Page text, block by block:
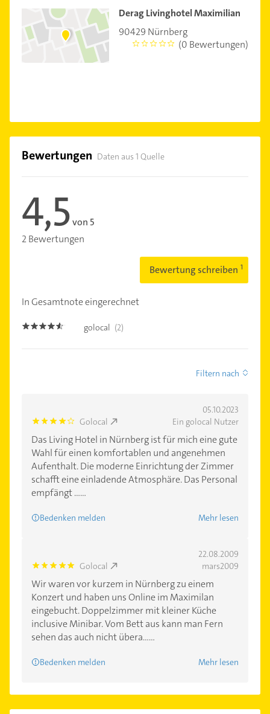
Derag Livinghotel Maximilian
90429 Nürnberg
0 (0 Bewertungen)
Bewertungen Daten aus 1 Quelle
4,5von 5
2 Bewertungen
Bewertung schreiben
In Gesamtnote eingerechnet
4.5 golocal (2)
Filtern nach
05.10.2023
4.0 Golocal Ein golocal Nutzer
Das Living Hotel in Nürnberg ist für mich eine gute
Wahl für einen komfortablen und angenehmen
Aufenthalt. Die moderne Einrichtung der Zimmer
schafft eine einladende Atmosphäre. Das Personal
empfängt ......
Bedenken melden Mehr lesen
22.08.2009
5.0 Golocal mars2009
Wir waren vor kurzem in Nürnberg zu einem
Konzert und haben uns Online im Maximilan
eingebucht. Doppelzimmer mit kleiner Küche
inclusive Minibar. Vom Bett aus kann man Fern
sehen das auch nicht übera......
Bedenken melden Mehr lesen